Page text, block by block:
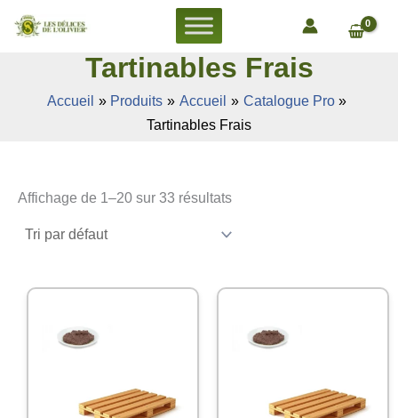
Aller
Tartinables Frais
Accueil Produits Accueil
Catalogue Pro
Tartinables Frais
Affichage de 1–20 sur 33 résultats